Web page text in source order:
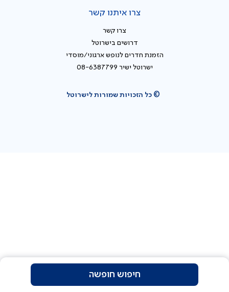
צרו איתנו קשר
צרו קשר
דרושים בישרוטל
הזמנת חדרים לנופש ארגוני/מוסדי
ישרוטל ישיר 08-6387799
© כל הזכויות שמורות לישרוטל
חיפוש חופשה